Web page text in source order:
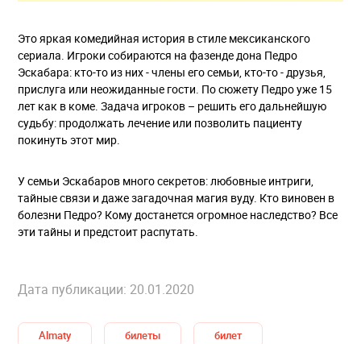
Это яркая комедийная история в стиле мексиканского
сериала. Игроки собираются на фазенде дона Педро
Эскабара: кто-то из них - члены его семьи, кто-то - друзья,
прислуга или неожиданные гости. По сюжету Педро уже 15
лет как в коме. Задача игроков – решить его дальнейшую
судьбу: продолжать лечение или позволить пациенту
покинуть этот мир.
У семьи Эскабаров много секретов: любовные интриги,
тайные связи и даже загадочная магия вуду. Кто виновен в
болезни Педро? Кому достанется огромное наследство? Все
эти тайны и предстоит распутать.
Дата публикации: 20.01.2020
Almaty билеты билет